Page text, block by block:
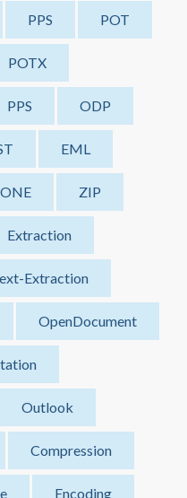
PPS POT
POTX
PPS ODP
EML
ONE ZIP
Extraction
Extraction
OpenDocument
Outlook
Compression
Encoding